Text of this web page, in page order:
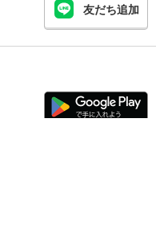
友だち追加